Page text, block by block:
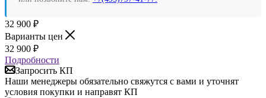
32 900 ₽
Варианты цен
32 900 ₽
Подробности
Запросить КП
Наши менеджеры обязательно свяжутся с вами и уточнят
условия покупки и направят КП